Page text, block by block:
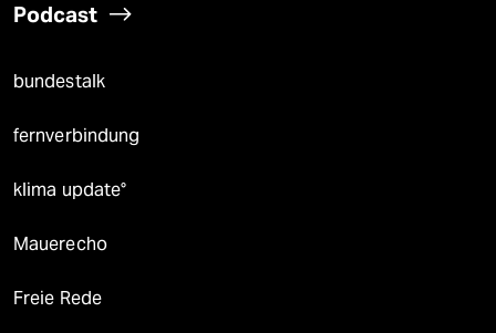
Podcast
bundestalk
fernverbindung
klima update°
Mauerecho
Freie Rede